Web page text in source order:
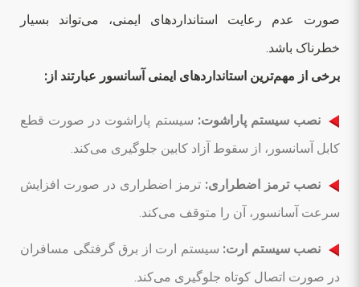
صورت عدم رعایت استانداردهای ایمنی، می‌تواند بسیار
خطرناک باشد.
برخی از مهم‌ترین استانداردهای ایمنی آسانسور عبارتند از:
نصب سیستم پاراشوت: سیستم پاراشوت در صورت قطع
کابل آسانسور، از سقوط آزاد کابین جلوگیری می‌کند.
نصب ترمز اضطراری: ترمز اضطراری در صورت افزایش
سرعت آسانسور، آن را متوقف می‌کند.
نصب سیستم ارت: سیستم ارت از برق گرفتگی مسافران
در صورت اتصال کوتاه جلوگیری می‌کند.